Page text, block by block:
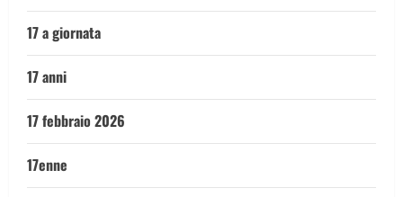
17 a giornata
17 anni
17 febbraio 2026
17enne